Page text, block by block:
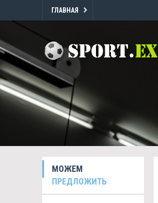
ГЛАВНАЯ
МОЖЕМ
ПРЕДЛОЖИТЬ